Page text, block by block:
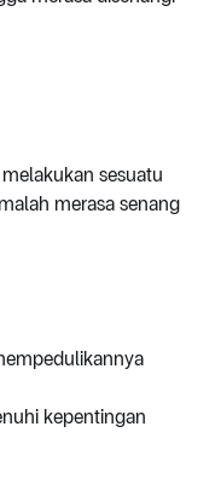
sesuatu
merasa senang
kepentingan